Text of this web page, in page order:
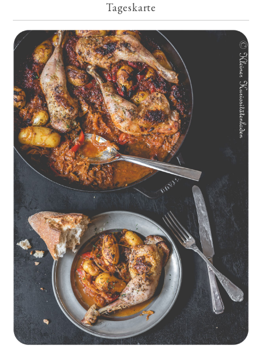
Tageskarte
Geschmorte Hähnchenschenkel auf Paprikakraut und kleinen
Kartoffeln